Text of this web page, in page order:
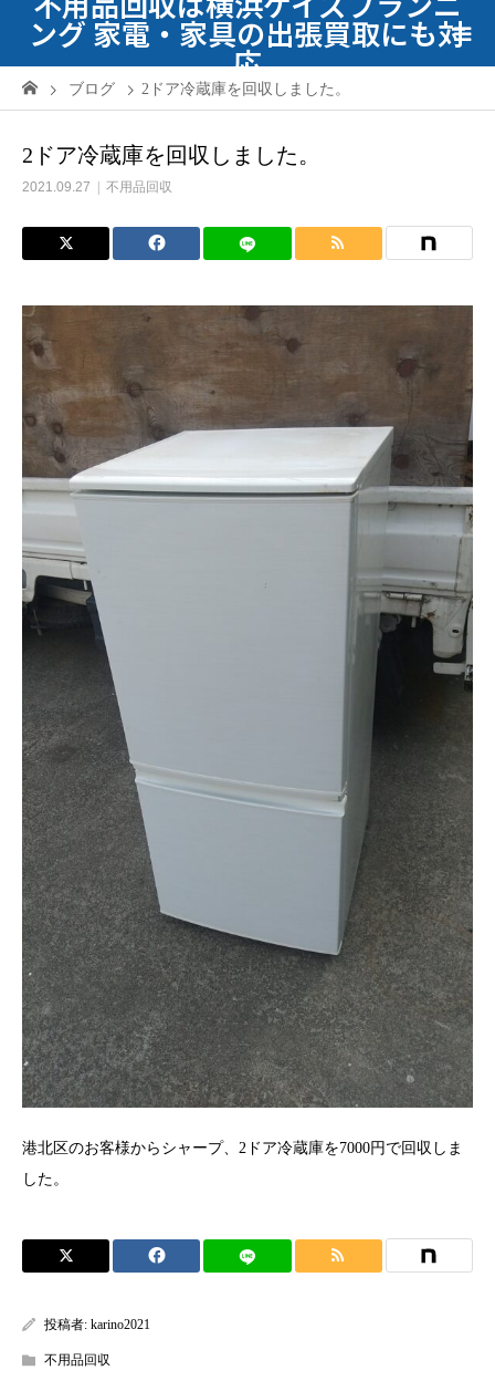
ング 家電・家具の出張買取にも対
応
ブログ 2ドア冷蔵庫を回収しました。
2ドア冷蔵庫を回収しました。
2021.09.27 不用品回収
港北区のお客様からシャープ、2ドア冷蔵庫を7000円で回収しま
した。
投稿者: karino2021
不用品回収